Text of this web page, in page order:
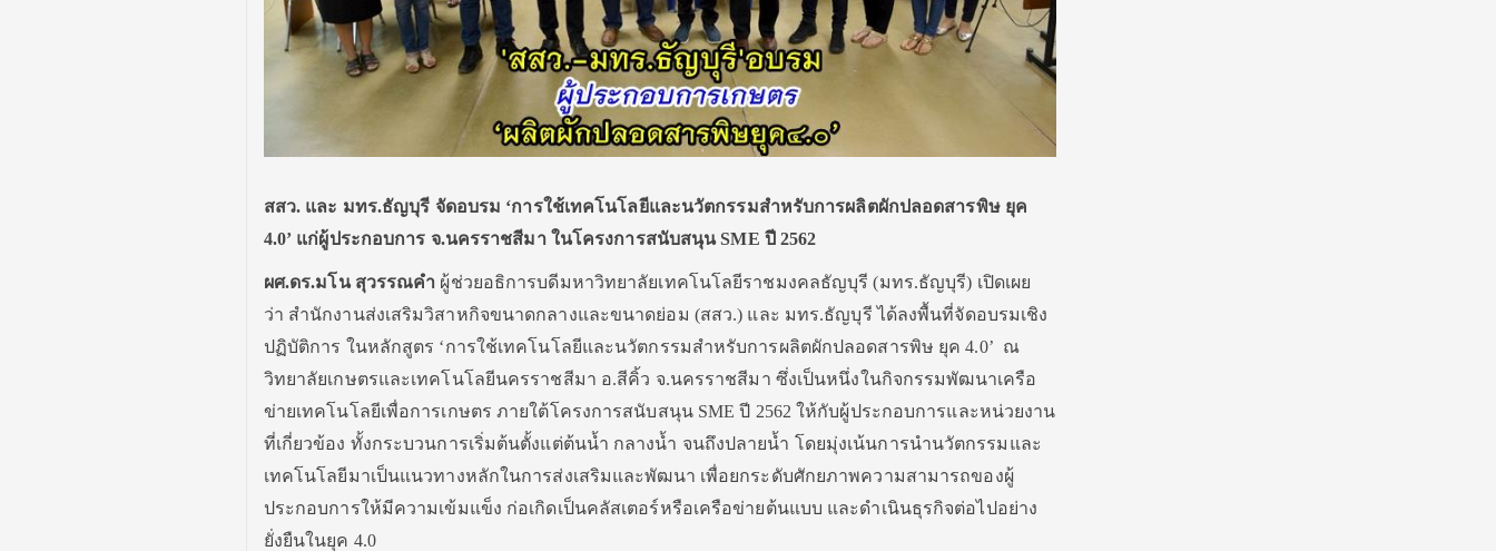
สสว. และ มทร.ธัญบุรี จัดอบรม ‘การใช้เทคโนโลยีและนวัตกรรมสำหรับการผลิตผักปลอดสารพิษ ยุค
4.0’ แก่ผู้ประกอบการ จ.นครราชสีมา ในโครงการสนับสนุนSME ปี 2562
ผศ.ดร.มโน สุวรรณคำ ผู้ช่วยอธิการบดีมหาวิทยาลัยเทคโนโลยีราชมงคลธัญบุรี (มทร.ธัญบุรี) เปิดเผย
ว่า สำนักงานส่งเสริมวิสาหกิจขนาดกลางและขนาดย่อม (สสว.) และ มทร.ธัญบุรี ได้ลงพื้นที่จัดอบรมเชิง
ปฏิบัติการ ในหลักสูตร ‘การใช้เทคโนโลยีและนวัตกรรมสำหรับการผลิตผักปลอดสารพิษ ยุค 4.0’ ณ
วิทยาลัยเกษตรและเทคโนโลยีนครราชสีมา อ.สีคิ้ว จ.นครราชสีมา ซึ่งเป็นหนึ่งในกิจกรรมพัฒนาเครือ
ข่ายเทคโนโลยีเพื่อการเกษตร ภายใต้โครงการสนับสนุน SME ปี 2562 ให้กับผู้ประกอบการและหน่วยงาน
ที่เกี่ยวข้อง ทั้งกระบวนการเริ่มต้นตั้งแต่ต้นน้ำ กลางน้ำ จนถึงปลายน้ำ โดยมุ่งเน้นการนำนวัตกรรมและ
เทคโนโลยีมาเป็นแนวทางหลักในการส่งเสริมและพัฒนา เพื่อยกระดับศักยภาพความสามารถของผู้
ประกอบการให้มีความเข้มแข็ง ก่อเกิดเป็นคลัสเตอร์หรือเครือข่ายต้นแบบ และดำเนินธุรกิจต่อไปอย่าง
ยั่งยืนในยุค 4.0